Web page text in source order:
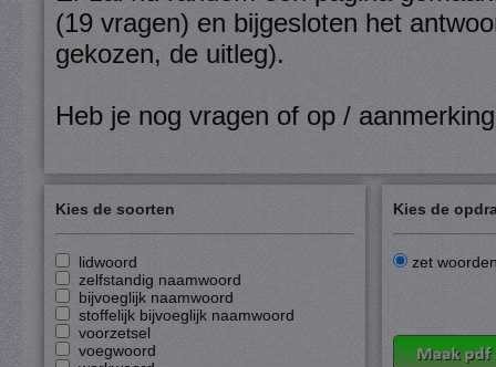
(19 vragen) en bijgesloten het
gekozen, de uitleg).
Heb je nog vragen of op /
Kies de soorten
lidwoord
zelfstandig naamwoord
bijvoeglijk naamwoord
stoffelijk bijvoeglijk naamwoord
voorzetsel
voegwoord
Kies de
zet